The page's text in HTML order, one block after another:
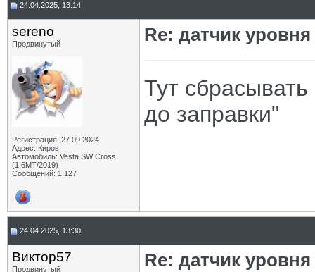
24.04.2025, 13:14
sereno
Продвинутый
Регистрация: 27.09.2024
Адрес: Киров
Автомобиль: Vesta SW Cross
(1,6МТ/2019)
Сообщений: 1,127
Re: датчик
Тут
до заправки"
24.04.2025, 13:30
Виктор57
Продвинутый Re: датчик